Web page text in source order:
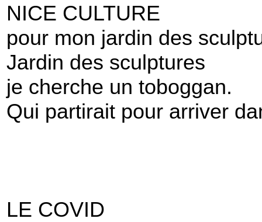
NICE CULTURE
pour mon jardin des
Jardin des sculptures
je cherche un toboggan.
Qui partirait pour arriver
LE COVID